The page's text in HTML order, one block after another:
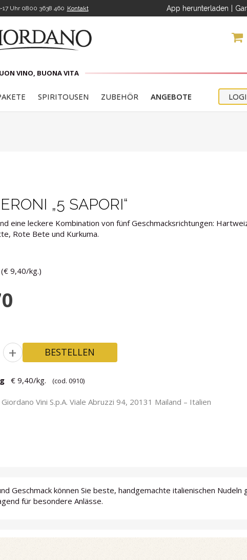
Uhr0800 3638 460 Kontakt App herunterladen
VINO, BUONA VITA
SPIRITOUSEN ZUBEHÖR ANGEBOTE
„5 SAPORI“
eine leckere Kombination von fünf Geschmacksrichtungen:
Rote Bete und Kurkuma.
(€ 9,40/kg.)
+ BESTELLEN
€ 9,40/kg. (cod. 0910)
Vini S.p.A. Viale Abruzzi 94, 20131 Mailand – Italien
Geschmack können Sie beste, handgemachte italienischen Nudeln
für besondere Anlässe.